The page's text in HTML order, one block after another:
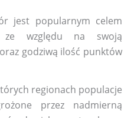
jest popularnym celem
ze względu na swoją
godziwą ilość punktów
regionach populacje
przez nadmierną